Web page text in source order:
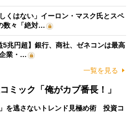
くはない」イーロン・マスク氏とスペ
数々「絶対…
5兆円超】銀行、商社、ゼネコンは最高
業・…
一覧を見る
ミック「俺がカブ番長！」
」を逃さないトレンド見極め術 投資コ